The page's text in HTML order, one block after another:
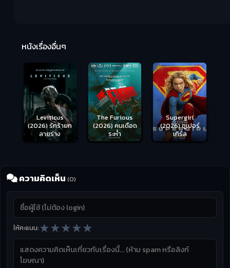
หนังเรื่องอื่นๆ
Leviticus
(2026) รักร้ายก
ลายร่าง
The Furious
(2026) คนเดือด
ระห่ำ
Supergirl
(2026) ซูเปอร์
เกิร์ล
ความคิดเห็น (0)
ให้คะแนน:★★★★★